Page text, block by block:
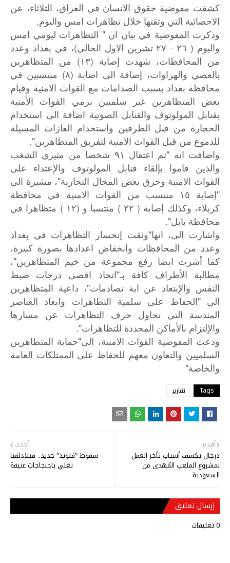
كشفت مفوضية حقوق الانسان في العراق، الثلاثاء، عن
الاحصائية التي وثقتها خلال تظاهرات امس واليوم.
وذكرت المفوضية في بيان ان " التظاهرات ليومي امس
واليوم ( ٢٦ - ٢٧ تشرين الاول الحالي)، في بغداد وعدد
من المحافظات، شهدت إصابة (١٣) من المتظاهرين
بالعصي والهراوات، إضافة الى اصابة (٨) منتسبين في
محافظة بغداد بسبب الصدامات مع القوات الامنية وقيام
بعض المتظاهرين غير سلميين برمي القوات الأمنية
بقنابل المولوتوف والقنابل الصوتية اضافة الى استخدام
الحجارة من قبل الطرفين واستخدام الغازات المسيلة
للدموع من قبل القوات الامنية لتفريق المتظاهرين".
واضافت انه "تم اعتقال ٩١ شخصا من مثيري الشغب
والذين قاموا بإلقاء قنابل المولوتوف والإعتداء على
القوات الامنية وحرق بعض المحال التجارية"، مشيرة الى
"إصابة ١٥ منتسب من القوات الامنية في محافظة
كربلاء، وكذلك إصابة ( ٢٢ ) منتسبا و (١٢ ) متظاهرا في
محافظة بابل".
واشارت الى، انها"وثقت إنحسار التظاهرات في بغداد
وعدد من المحافظات وانخفاض اعدادها بصورة كبيرة،
كما أشرت ايضا رفع مجموعة من خيم المتظاهرين"،
مطالبة الأطراف كافة بـ"اتخاذ اقصى درجات ضبط
النفس والإبتعاد عن اية تصادمات"، داعية المتظاهرين
الى "الحفاظ على سلمية التظاهرات وابعاد العناصر
المندسة التي تحاول حرف التظاهرات عن مسارها
والإلتزام بالأماكن المحددة للتظاهرات".
ودعت المفوضية القوات الامنية، الى"حماية
المتظاهرين
السلميين والتعاون معهم للحفاظ على الممتلكات
العامة
والخاصة"
Tags تقارير
أحدث
سقوط "فلويد" جديد.. فيلادلفيا
تغلي باحتجاجات عنيفة
أقدم
درجال يكشف أسباب تأخر العمل
بمشروع الملعب المُهدى من
السعودية
إرسال تعليق
0 تعليقات